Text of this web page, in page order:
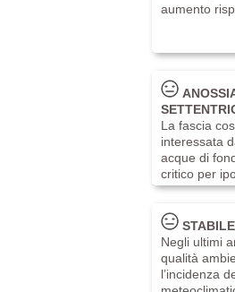
aumento
La fascia
interessata
acque di
critico per
Negli ultimi
qualità
l’incidenza